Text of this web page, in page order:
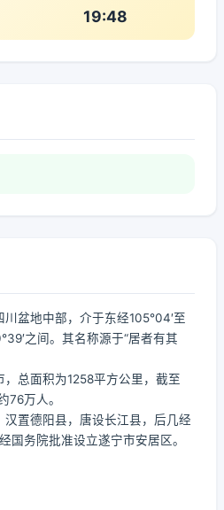
19:48
盆地中部，介于东经105°04′至
之间。其名称源于“居者有其
总面积为1258平方公里，截至
76万人。
置德阳县，唐设长江县，后几经
国务院批准设立遂宁市安居区。